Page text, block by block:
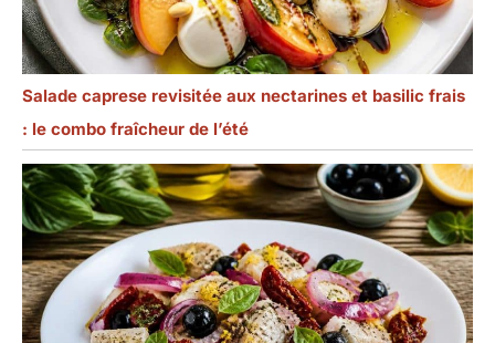
Salade caprese revisitée aux nectarines et basilic frais
: le combo fraîcheur de l’été